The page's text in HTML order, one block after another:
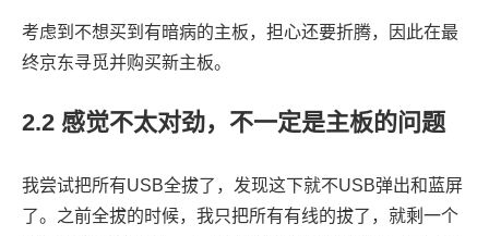
考虑到不想买到有暗病的主板，担心还要折腾，因此在最
终京东寻觅并购买新主板。
2.2 感觉不太对劲，不一定是主板的问题
我尝试把所有USB全拔了，发现这下就不USB弹出和蓝屏
了。之前全拔的时候，我只把所有有线的拔了，就剩一个